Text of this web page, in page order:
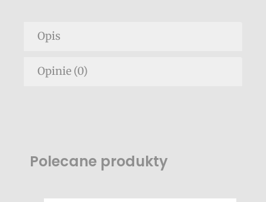
Opis
Opinie (0)
Polecane produkty